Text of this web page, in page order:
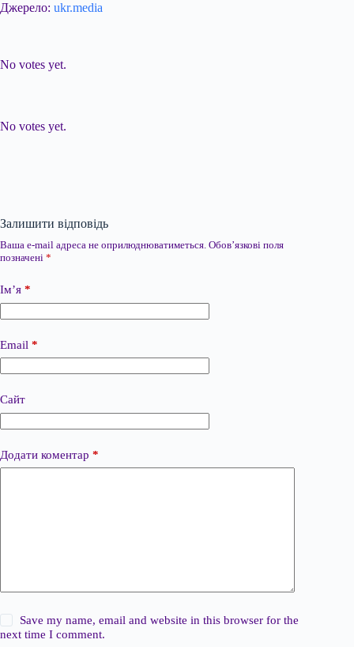
Джерело: ukr.media
No votes yet.
No votes yet.
Залишити відповідь
Ваша e-mail адреса не оприлюднюватиметься. Обов’язкові поля
позначені *
Ім’я *
Email *
Сайт
Додати коментар *
Save my name, email and website in this browser for the
next time I comment.